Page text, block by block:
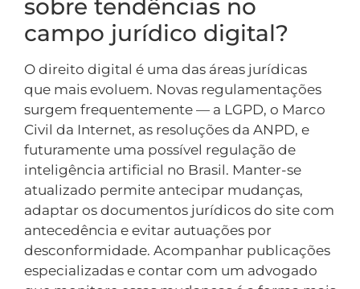
sobre tendências no
campo jurídico digital?
O direito digital é uma das áreas jurídicas
que mais evoluem. Novas regulamentações
surgem frequentemente — a LGPD, o Marco
Civil da Internet, as resoluções da ANPD, e
futuramente uma possível regulação de
inteligência artificial no Brasil. Manter-se
atualizado permite antecipar mudanças,
adaptar os documentos jurídicos do site com
antecedência e evitar autuações por
desconformidade. Acompanhar publicações
especializadas e contar com um advogado